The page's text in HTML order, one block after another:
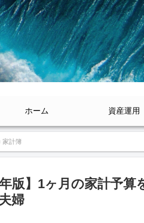
ホーム 資産運用
家計簿
年版】1ヶ月の家計予
婦